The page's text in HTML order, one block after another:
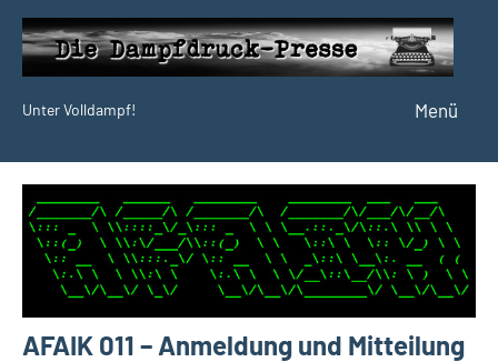
Zum
Inhalt
springen
Dampfdruck-
Presse
Unter Volldampf! Menü
AFAIK 011 – Anmeldung und Mitteilung